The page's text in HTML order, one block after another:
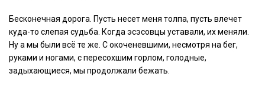
Бесконечная дорога. Пусть несет меня толпа, пусть влечет
куда-то слепая судьба. Когда эсэсовцы уставали, их меняли.
Ну а мы были всё те же. С окоченевшими, несмотря на бег,
руками и ногами, с пересохшим горлом, голодные,
задыхающиеся, мы продолжали бежать.